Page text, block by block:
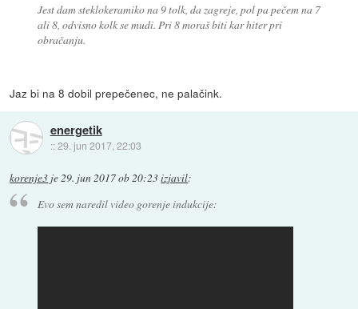
Jest dam steklokeramiko na 9 tolk, da zagreje, pol pa pečem na 7
ali 8, odvisno kolk se mudi. Pri 8 moraš biti kar hiter pri
obračanju.
Jaz bi na 8 dobil prepečenec, ne palačink.
energetik
::29. jun 2017, 22:03
korenje3 je 29. jun 2017 ob 20:23izjavil:
Evo sem naredil video gorenje indukcije: